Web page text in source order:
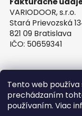
Tento web
prechádzaním
používaním. Viac
VARIODOOR, s.r.o.
Stará Prievozská
821 09 Bratislava
IČO: 50659341